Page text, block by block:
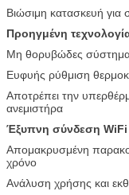
We
Βιώσιμη κατασκευή
Προηγμένη
Μη θορυβώδες σύστημα
Ευφυής ρύθμιση
Αποτρέπει την
ανεμιστήρα
Έξυπνη σύνδεση WiFi
Απομακρυσμένη
χρόνο
Ανάλυση χρήσης και